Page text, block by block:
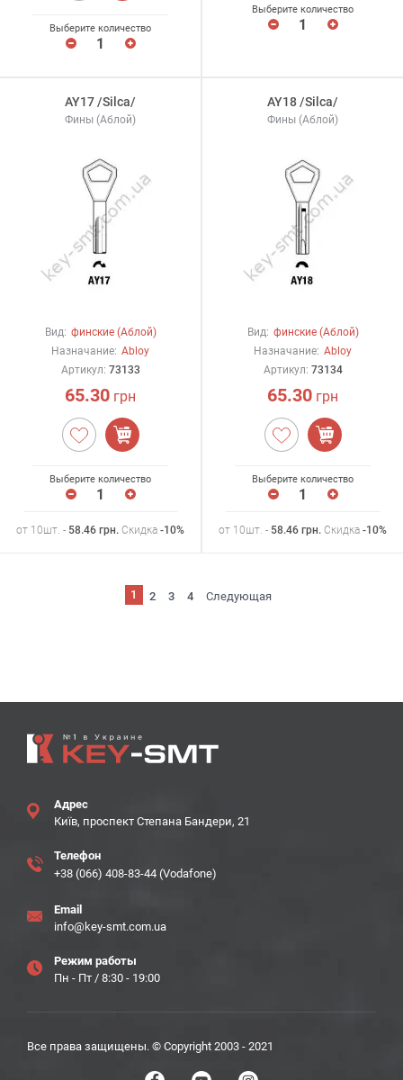
Выберите количество
Выберите количество
AY17 /Silca/
Фины (Аблой)
Вид: финские (Аблой)
Назначание: Abloy
Артикул: 73133
65.30 грн
Выберите количество
от 10шт. - 58.46 грн. Скидка -10%
AY18 /Silca/
Фины (Аблой)
Вид: финские (Аблой)
Назначание: Abloy
Артикул: 73134
65.30 грн
Выберите количество
от 10шт. - 58.46 грн. Скидка -10%
1 2 3 4 Следующая
Адрес
Київ, проспект Степана Бандери, 21
Телефон
+38 (066) 408-83-44 (Vodafone)
Email
info@key-smt.com.ua
Режим работы
Пн - Пт / 8:30 - 19:00
Все права защищены. © Copyright 2003 - 2021